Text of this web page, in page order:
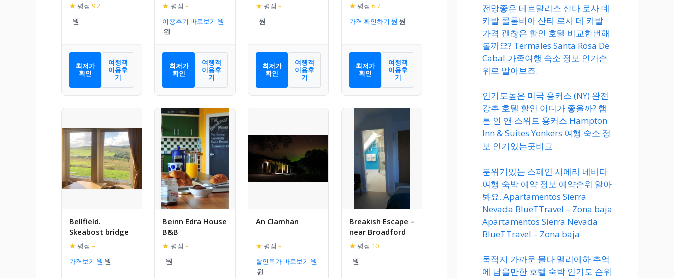
★ 평점 9.2
최저가
확인
여행객
이용후
기
★ 평점 –
이용후기 바로보기
최저가
확인
여행객
이용후
기
★ 평점 –
최저가
확인
여행객
이용후
기
★ 평점 6.7
가격 확인하기
최저가
확인
여행객
이용후
기
Bellfield.
Skeabost bridge
★ 평점 –
가격보기
Beinn Edra House
B&B
★ 평점 –
An Clamhan
★ 평점 –
할인특가 바로보기
Breakish Escape –
near Broadford
★ 평점 10
전망좋은 테르말리스 산타 로사 데
카발 콜롬비아 산타 로사 데 카발
가격 괜찮은 할인 호텔 비교한번해
볼까요? Termales Santa Rosa De
Cabal 가족여행 숙소 정보 인기순
위로 알아보죠.
인기도높은 미국 용커스 (NY) 완전
강추 호텔 할인 어디가 좋을까? 햄
튼 인 앤 스위트 용커스 Hampton
Inn & Suites Yonkers 여행 숙소 정
보 인기있는곳비교
분위기있는 스페인 시에라 네바다
여행 숙박 예약 정보 예약순위 알아
봐요. Apartamentos Sierra
Nevada BlueTTravel – Zona baja
Apartamentos Sierra Nevada
BlueTTravel – Zona baja
목적지 가까운 몰타 멜리에하 추억
에 남을만한 호텔 숙박 인기도 순위